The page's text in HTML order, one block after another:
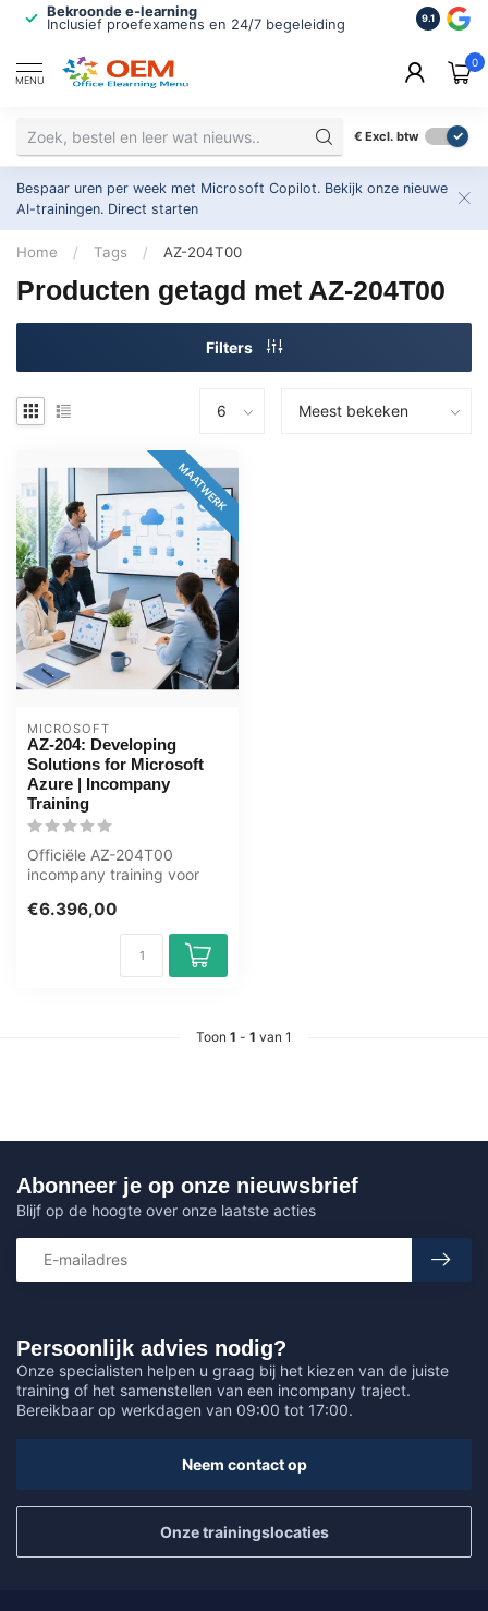
Bekroonde e-learning
Inclusief proefexamens en 24/7 begeleiding
ISO
2.500+
9.1
MENU
0
€ Excl. btw
Bespaar uren per week met Microsoft Copilot. Bekijk onze nieuwe
AI-trainingen. Direct starten
Home / Tags / AZ-204T00
Producten getagd met AZ-204T00
Filters
MAATWERK
MICROSOFT
AZ-204: Developing
Solutions for Microsoft
Azure | Incompany
Training
Officiële AZ-204T00
incompany training voor
dagen, vo...
€6.396,00
Toon 1 - 1 van 1
Persoonlijk advies nodig?
Onze specialisten helpen u graag bij het kiezen van de juiste
training of het samenstellen van een incompany traject.
Bereikbaar op werkdagen van 09:00 tot 17:00.
Neem contact op
Onze trainingslocaties
Abonneer je op onze nieuwsbrief
Blijf op de hoogte over onze laatste acties